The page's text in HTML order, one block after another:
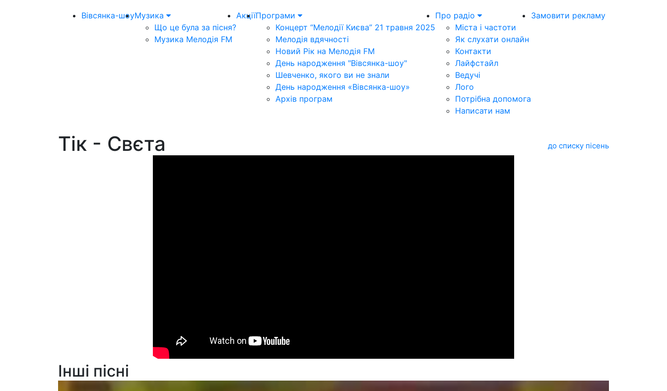
Вівсянка-шоуМузика
Що це була за пісня?
Музика Мелодія FM
АкціїПрограми
Концерт “Мелодії Києва” 21 травня 2025
Мелодія вдячності
Новий Рік на Мелодія FM
День народження "Вівсянка-шоу"
Шевченко, якого ви не знали
День народження «Вівсянка-шоу»
Архів програм
Про радіо
Міста і частоти
Як слухати онлайн
Контакти
Лайфстайл
Ведучі
Лого
Потрібна допомога
Написати нам
Замовити рекламу
Тік - Свєта до списку пісень
Інші пісні